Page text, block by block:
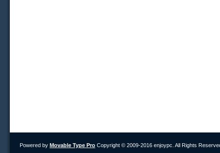
Powered by Movable Type Pro Copyright © 2009-2016 enjoypc. All Rights